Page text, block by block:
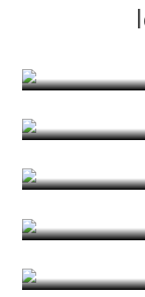
The Car